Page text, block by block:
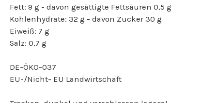
Fett: 9 g - davon gesättigte Fettsäuren 0,5 g
Kohlenhydrate: 32 g - davon Zucker 30 g
Eiweiß: 7 g
Salz: 0,7 g
DE-ÖKO-037
EU-/Nicht- EU Landwirtschaft